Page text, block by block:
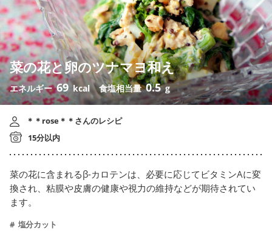
菜の花と卵のツナマヨ和え
エネルギー69 kcal 食塩相当量0.5 g
＊＊rose＊＊さんのレシピ
15分以内
菜の花に含まれるβ-カロテンは、必要に応じてビタミンAに変
換され、粘膜や皮膚の健康や視力の維持などが期待されてい
ます。
塩分カット